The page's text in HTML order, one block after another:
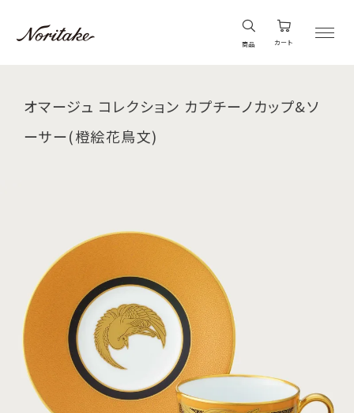
商品 カート
オマージュ コレクション カプチーノカップ&ソ
ーサー(橙絵花鳥文)